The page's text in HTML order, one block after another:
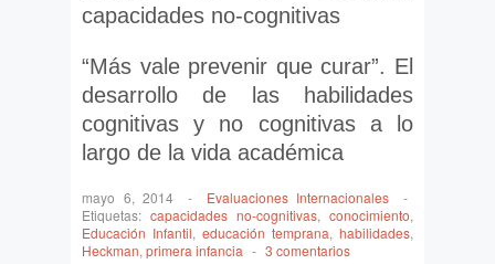
capacidades no-cognitivas
“Más vale prevenir que curar”. El
desarrollo de las habilidades
cognitivas y no cognitivas a lo
largo de la vida académica
mayo 6, 2014 - Evaluaciones Internacionales
-
Etiquetas: capacidades no-cognitivas, conocimiento,
Educación Infantil, educación temprana, habilidades,
Heckman, primera infancia - 3 comentarios